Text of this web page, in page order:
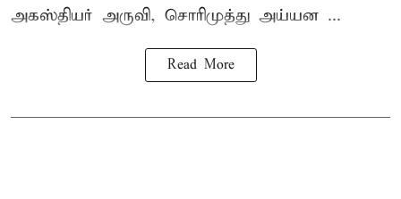
அகஸ்தியர் அருவி, சொரிமுத்து அய்யன ...
Read More